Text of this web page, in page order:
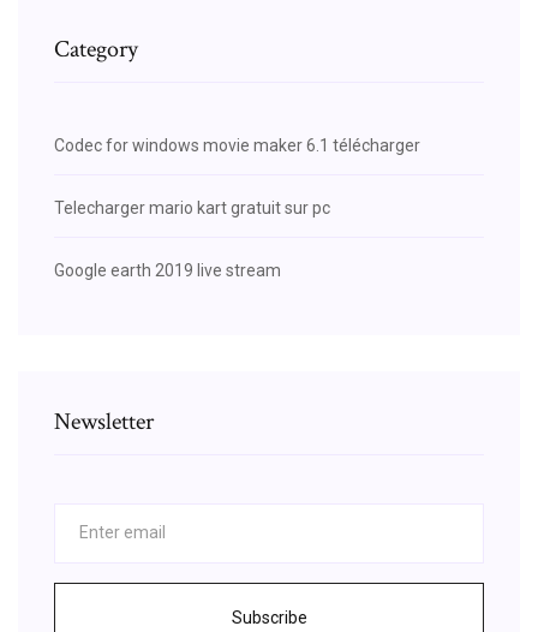
Category
Codec for windows movie maker 6.1 télécharger
Telecharger mario kart gratuit sur pc
Google earth 2019 live stream
Newsletter
Subscribe